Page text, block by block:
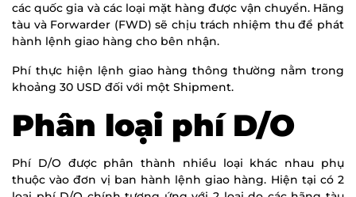
các quốc gia và các loại mặt hàng được vận chuyển. Hãng
tàu và Forwarder (FWD) sẽ chịu trách nhiệm thu để phát
hành lệnh giao hàng cho bên nhận.
Phí thực hiện lệnh giao hàng thông thường nằm trong
khoảng 30 USD đối với một Shipment.
Phân loại phí D/O
Phí D/O được phân thành nhiều loại khác nhau phụ
thuộc vào đơn vị ban hành lệnh giao hàng. Hiện tại có 2